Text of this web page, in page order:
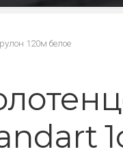
120м белое